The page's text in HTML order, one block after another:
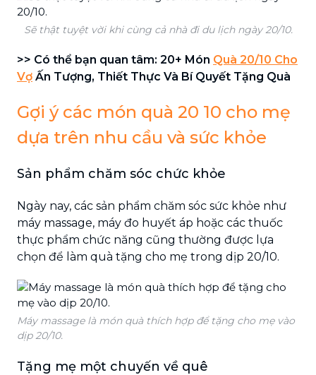
Sẽ thật tuyệt vời khi cùng cả nhà đi du lịch ngày 20/10.
>> Có thể bạn quan tâm: 20+ Món Quà 20/10 Cho
Vợ Ấn Tượng, Thiết Thực Và Bí Quyết Tặng Quà
Gợi ý các món quà 20 10 cho mẹ
dựa trên nhu cầu và sức khỏe
Sản phẩm chăm sóc chức khỏe
Ngày nay, các sản phẩm chăm sóc sức khỏe như
máy massage, máy đo huyết áp hoặc các thuốc
thực phẩm chức năng cũng thường được lựa
chọn để làm quà tặng cho mẹ trong dịp 20/10.
Máy massage là món quà thích hợp để tặng cho mẹ vào
dịp 20/10.
Tặng mẹ một chuyến về quê